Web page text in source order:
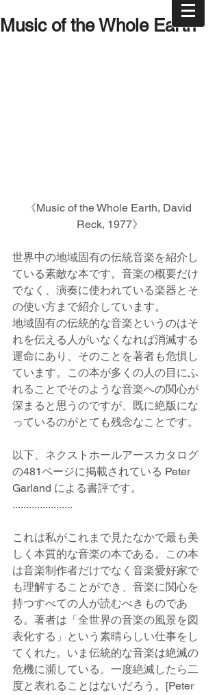
Music of the Whole Earth
《Music of the Whole Earth, David
Reck, 1977》
世界中の地域固有の伝統音楽を紹介し
ている素敵な本です。音楽の概要だけ
でなく、演奏に使われている楽器とそ
の使い方まで紹介しています。
地域固有の伝統的な音楽というのはそ
れを伝える人がいなくなれば消滅する
運命にあり、そのことを著者も危惧し
ています。この本が多くの人の目にふ
れることでそのような音楽への関心が
深まると思うのですが、既に絶版にな
っているのがとても残念なことです。
以下、ネクストホールアースカタログ
の481ページに掲載されている Peter
Garland による書評です。
......................
これは私がこれまで見たなかで最も美
しく本質的な音楽の本である。この本
は音楽制作者だけでなく音楽愛好家で
も理解することができ、音楽に関心を
持つすべての人が読むべきものであ
る。著者は「全世界の音楽の風景を図
表化する」という素晴らしい仕事をし
てくれた。いま伝統的な音楽は絶滅の
危機に瀕している。一度絶滅したら二
度と表れることはないだろう。[Peter